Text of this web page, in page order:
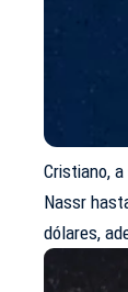
Cristiano,
Nassr
dólares,